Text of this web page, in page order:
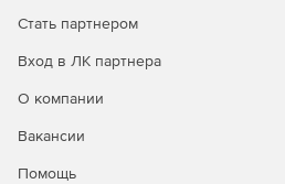
Стать партнером
Вход в ЛК партнера
О компании
Вакансии
Помощь